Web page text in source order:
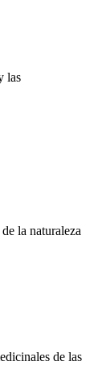
las
la naturaleza
de las